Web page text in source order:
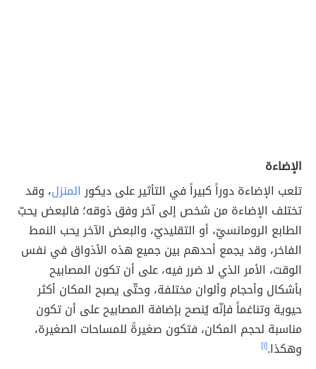
الإضاءة
تلعب الإضاءة دوراً كبيراً في التأثير على ديكورالمنزل، وقد
تختلف الإضاءة من شخص إلى آخر وفق ذوقه؛ فالبعض يحبّ
الطابع الرومانسيّ، أو التقليديّ، والبعض الآخر يحب النمط
الفاخر، وقد يجمع أحدهم بين جميع هذه الأذواق في نفس
الوقت، الأمر الذي لا ضرر فيه، على أن تكون المصابيح
بأشكال وأحجام وألوان مختلفة، وحتّى يصبح المكان أكثر
حيوية وتناغماً فإنّه يُنصح بإضافة المصابيح على أن تكون
مناسبة لحجم المكان، فتكون صغيرةً للمساحات الصغيرة،
وهكذا.[١]